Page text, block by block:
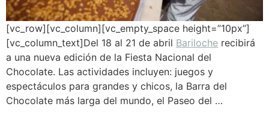
[vc_row][vc_column][vc_empty_space height=”10px”]
[vc_column_text]Del 18 al 21 de abril Bariloche recibirá
a una nueva edición de la Fiesta Nacional del
Chocolate. Las actividades incluyen: juegos y
espectáculos para grandes y chicos, la Barra del
Chocolate más larga del mundo, el Paseo del …